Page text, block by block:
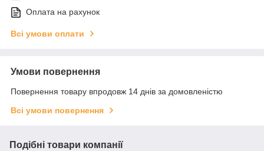
Оплата на рахунок
Всі умови оплати
Умови повернення
Повернення товару впродовж 14 днів за домовленістю
Всі умови повернення
Подібні товари компанії